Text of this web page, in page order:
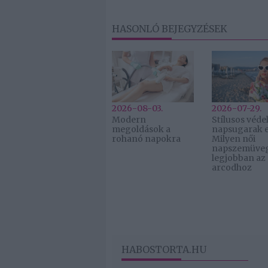
HASONLÓ BEJEGYZÉSEK
2026-08-03.
Modern
megoldások a
rohanó napokra
2026-07-29.
Stílusos
napsugarak
Milyen női
legjobban az
arcodhoz
HABOSTORTA.HU